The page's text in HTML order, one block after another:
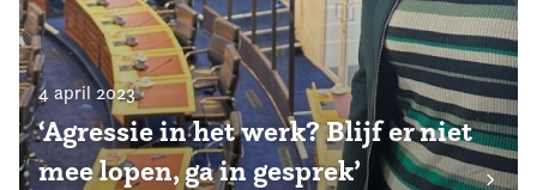
4 april 2023
‘Agressie in het werk? Blijf er niet
mee lopen, ga in gesprek’